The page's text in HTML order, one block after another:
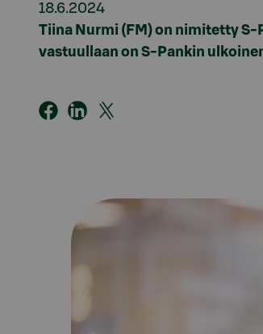
18.6.2024
Tiina Nurmi (FM) on nimitetty
vastuullaan on S-Pankin